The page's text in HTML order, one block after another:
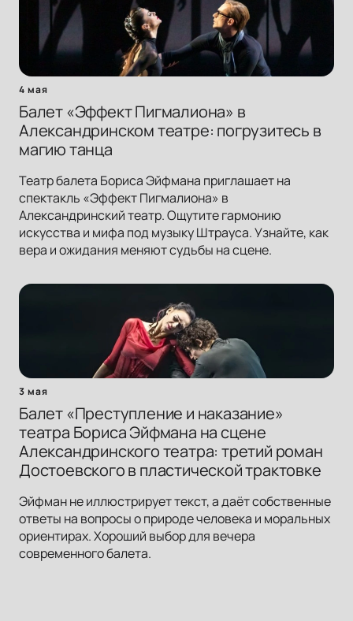
4 мая
Балет «Эффект Пигмалиона» в
Александринском театре: погрузитесь в
магию танца
Театр балета Бориса Эйфмана приглашает на
спектакль «Эффект Пигмалиона» в
Александринский театр. Ощутите гармонию
искусства и мифа под музыку Штрауса. Узнайте, как
вера и ожидания меняют судьбы на сцене.
3 мая
Балет «Преступление и наказание»
театра Бориса Эйфмана на сцене
Александринского театра: третий роман
Достоевского в пластической трактовке
Эйфман не иллюстрирует текст, а даёт собственные
ответы на вопросы о природе человека и моральных
ориентирах. Хороший выбор для вечера
современного балета.